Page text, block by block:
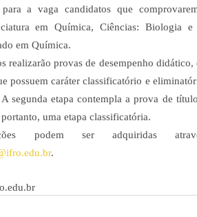
a vaga candidatos que
em Química, Ciências: Biologia
em Química.
realizarão provas de desempenho
possuem caráter classificatório e
segunda etapa contempla a prova de
uma etapa classificatória.
.